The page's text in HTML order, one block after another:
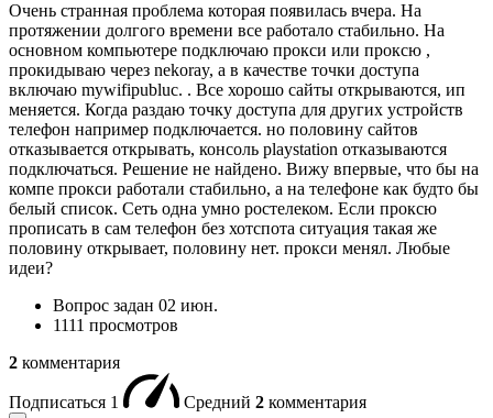
Очень странная проблема которая появилась вчера. На
протяжении долгого времени все работало стабильно. На
основном компьютере подключаю прокси или проксю ,
прокидываю через nekoray, а в качестве точки доступа
включаю mywifipubluc. . Все хорошо сайты открываются, ип
меняется. Когда раздаю точку доступа для других устройств
телефон например подключается. но половину сайтов
отказывается открывать, консоль playstation отказываются
подключаться. Решение не найдено. Вижу впервые, что бы на
компе прокси работали стабильно, а на телефоне как будто бы
белый список. Сеть одна умно ростелеком. Если проксю
прописать в сам телефон без хотспота ситуация такая же
половину открывает, половину нет. прокси менял. Любые
идеи?
Вопрос задан 02 июн.
1111 просмотров
2 комментария
Подписаться 1 Средний 2 комментария